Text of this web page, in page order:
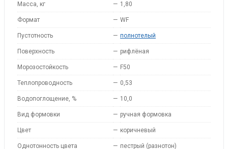
Масса, кг — 1,80
Формат — WF
Пустотность — полнотелый
Поверхность — рифлёная
Морозостойкость — F50
Теплопроводность — 0,53
Водопоглощение, % — 10,0
Вид формовки — ручная формовка
Цвет — коричневый
Однотонность цвета — пестрый (разнотон)